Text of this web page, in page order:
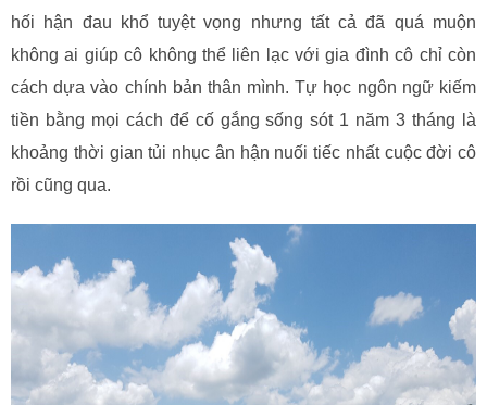
hối hận đau khổ tuyệt vọng nhưng tất cả đã quá muộn
không ai giúp cô không thể liên lạc với gia đình cô chỉ còn
cách dựa vào chính bản thân mình. Tự học ngôn ngữ kiếm
tiền bằng mọi cách để cố gắng sống sót 1 năm 3 tháng là
khoảng thời gian tủi nhục ân hận nuối tiếc nhất cuộc đời cô
rồi cũng qua.